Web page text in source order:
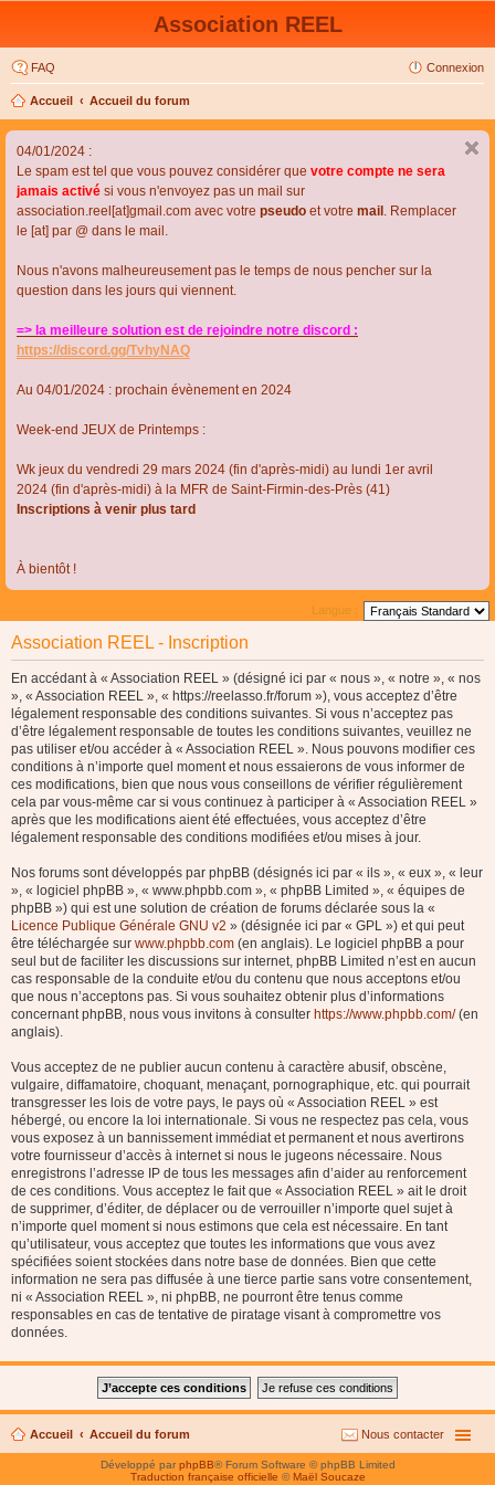
Association REEL
FAQ Connexion
Accueil Accueil du forum
04/01/2024 :
Le spam est tel que vous pouvez considérer que votre compte ne sera
jamais activé si vous n'envoyez pas un mail sur
association.reel[at]gmail.com avec votre pseudo et votre mail . Remplacer
le [at] par @ dans le mail.
Nous n'avons malheureusement pas le temps de nous pencher sur la
question dans les jours qui viennent.
=> la meilleure solution est de rejoindre notre discord :
https://discord.gg/TvhyNAQ
Au 04/01/2024 : prochain évènement en 2024
Week-end JEUX de Printemps :
Wk jeux du vendredi 29 mars 2024 (fin d'après-midi) au lundi 1er avril
2024 (fin d'après-midi) à la MFR de Saint-Firmin-des-Près (41)
Inscriptions à venir plus tard
À bientôt !
Langue :
Association REEL - Inscription
En accédant à « Association REEL » (désigné ici par « nous », « notre », « nos
», « Association REEL », « https://reelasso.fr/forum »), vous acceptez d’être
légalement responsable des conditions suivantes. Si vous n’acceptez pas
d’être légalement responsable de toutes les conditions suivantes, veuillez ne
pas utiliser et/ou accéder à « Association REEL ». Nous pouvons modifier ces
conditions à n’importe quel moment et nous essaierons de vous informer de
ces modifications, bien que nous vous conseillons de vérifier régulièrement
cela par vous-même car si vous continuez à participer à « Association REEL »
après que les modifications aient été effectuées, vous acceptez d’être
légalement responsable des conditions modifiées et/ou mises à jour.
Nos forums sont développés par phpBB (désignés ici par « ils », « eux », « leur
», « logiciel phpBB », « www.phpbb.com », « phpBB Limited », « équipes de
phpBB ») qui est une solution de création de forums déclarée sous la «
Licence Publique Générale GNU v2 » (désignée ici par « GPL ») et qui peut
être téléchargée sur www.phpbb.com (en anglais). Le logiciel phpBB a pour
seul but de faciliter les discussions sur internet, phpBB Limited n’est en aucun
cas responsable de la conduite et/ou du contenu que nous acceptons et/ou
que nous n’acceptons pas. Si vous souhaitez obtenir plus d’informations
concernant phpBB, nous vous invitons à consulter https://www.phpbb.com/(en
anglais).
Vous acceptez de ne publier aucun contenu à caractère abusif, obscène,
vulgaire, diffamatoire, choquant, menaçant, pornographique, etc. qui pourrait
transgresser les lois de votre pays, le pays où « Association REEL » est
hébergé, ou encore la loi internationale. Si vous ne respectez pas cela, vous
vous exposez à un bannissement immédiat et permanent et nous avertirons
votre fournisseur d’accès à internet si nous le jugeons nécessaire. Nous
enregistrons l’adresse IP de tous les messages afin d’aider au renforcement
de ces conditions. Vous acceptez le fait que « Association REEL » ait le droit
de supprimer, d’éditer, de déplacer ou de verrouiller n’importe quel sujet à
n’importe quel moment si nous estimons que cela est nécessaire. En tant
qu’utilisateur, vous acceptez que toutes les informations que vous avez
spécifiées soient stockées dans notre base de données. Bien que cette
information ne sera pas diffusée à une tierce partie sans votre consentement,
ni « Association REEL », ni phpBB, ne pourront être tenus comme
responsables en cas de tentative de piratage visant à compromettre vos
données.
Accueil Accueil du forum Nous contacter
Développé parphpBB® Forum Software © phpBB Limited
Traduction française officielle © Maël Soucaze